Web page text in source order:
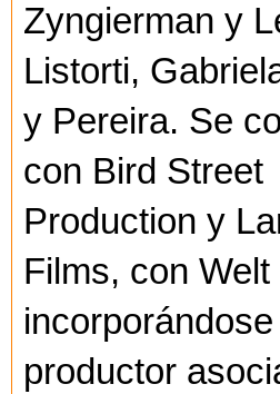
Zyngierman y
Listorti,
y Pereira. Se
con Bird Street
Production y
Films, con Welt
productor